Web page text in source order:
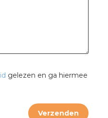
gelezen en ga hiermee
Verzenden